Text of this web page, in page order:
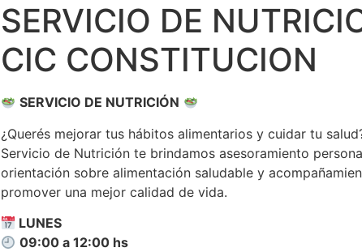
SERVICIO DE
CIC CONSTITUCION
SERVICIO DE NUTRICIÓN
¿Querés mejorar tus hábitos alimentarios y cuidar tu
Servicio de Nutrición te brindamos asesoramiento
orientación sobre alimentación saludable y
promover una mejor calidad de vida.
LUNES
09:00 a 12:00 hs